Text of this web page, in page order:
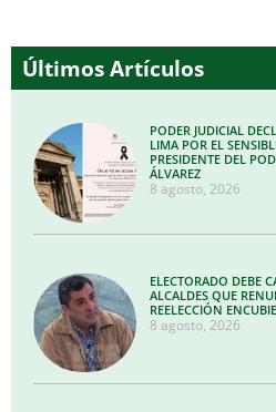
Últimos Artículos
PODER JUDICIAL
LIMA POR EL
PRESIDENTE DEL
ÁLVAREZ
8 agosto, 2026
ELECTORADO DEBE
ALCALDES QUE
REELECCIÓN
8 agosto, 2026